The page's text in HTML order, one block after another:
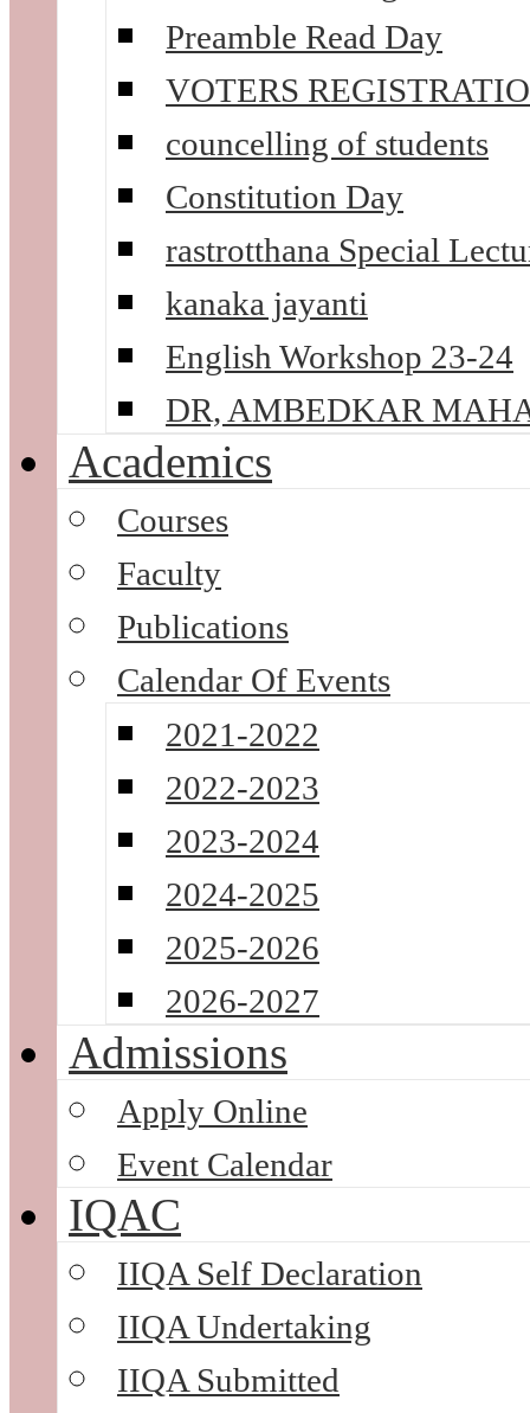
Preamble Read Day
VOTERS
councelling of students
Constitution Day
rastrotthana Special
kanaka jayanti
English Workshop 23-24
DR, AMBEDKAR
Academics
Courses
Faculty
Publications
Calendar Of Events
2021-2022
2022-2023
2023-2024
2024-2025
2025-2026
2026-2027
Admissions
Apply Online
Event Calendar
IQAC
IIQA Self Declaration
IIQA Undertaking
IIQA Submitted